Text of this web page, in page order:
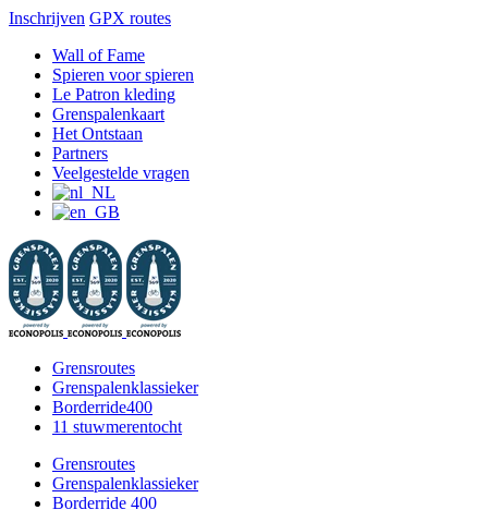
Inschrijven GPX routes
naar
inhoud
Facebook
Instagram
YouTubeWall of Fame
Spieren voor spieren
Le Patron kleding
Grenspalenkaart
Het Ontstaan
Partners
Veelgestelde vragen
Grensroutes
Grenspalenklassieker
Borderride400
11 stuwmerentocht
Grensroutes
Grenspalenklassieker
Borderride 400